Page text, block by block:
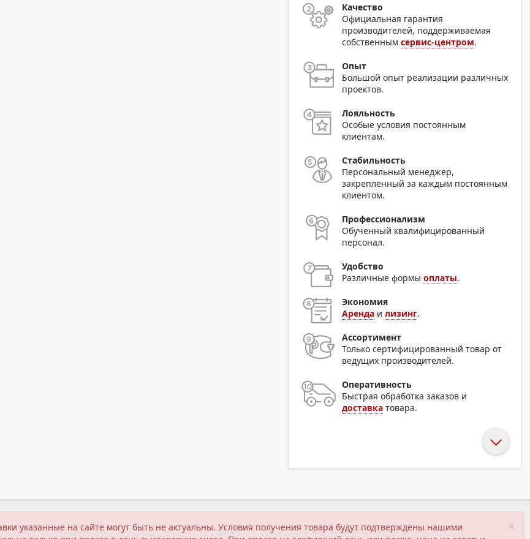
Качество
Официальная гарантия
производителей, поддерживаемая
собственнымсервис-центром.
Опыт
Большой опыт реализации различных
проектов.
Лояльность
Особые условия постоянным
клиентам.
Стабильность
Персональный менеджер,
закрепленный за каждым постоянным
клиентом.
Профессионализм
Обученный квалифицированный
персонал.
Удобство
Различные формыоплаты.
Экономия
Аренда илизинг.
Ассортимент
Только сертифицированный товар от
ведущих производителей.
Оперативность
Быстрая обработка заказов и
доставка товара.
×
указанные на сайте могут быть не актуальны. Условия получения товара будут подтверждены нашими